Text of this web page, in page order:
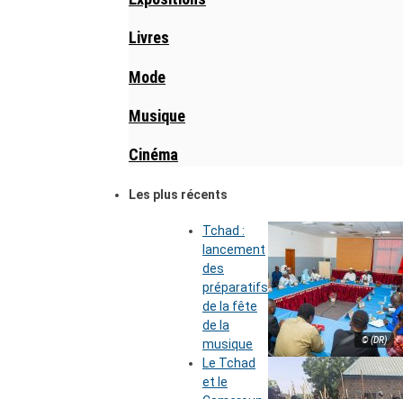
Livres
Mode
Musique
Cinéma
Les plus récents
© (DR)
Tchad :
lancement
des
préparatifs
de la fête
de la
musique
Le Tchad
et le